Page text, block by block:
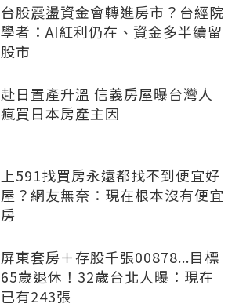
台股震盪資金會轉進房市？台經院
學者：AI紅利仍在、資金多半續留
股市
赴日置產升溫 信義房屋曝台灣人
瘋買日本房產主因
上591找買房永遠都找不到便宜好
屋？網友無奈：現在根本沒有便宜
房
屏東套房＋存股千張00878...目標
65歲退休！32歲台北人曝：現在
已有243張